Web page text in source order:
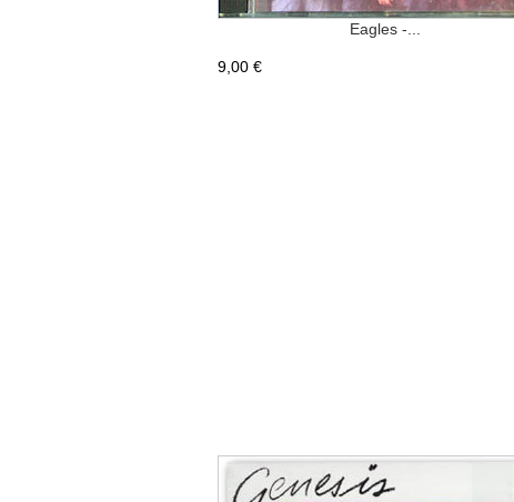
Eagles -...
9,00 €